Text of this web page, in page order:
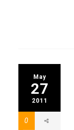
May
27
2011
0